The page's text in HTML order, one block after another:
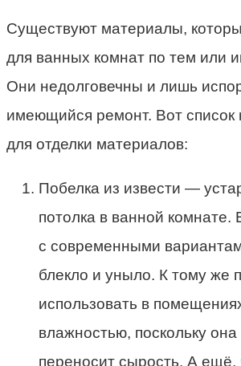
Существуют материалы,
для ванных комнат по тем или
Они недолговечны и лишь
имеющийся ремонт. Вот список
для отделки материалов:
Побелка из извести —
потолка в ванной комнате.
с современными
блекло и уныло. К тому же
использовать в
влажностью, поскольку она
переносит сырость. А ещё,